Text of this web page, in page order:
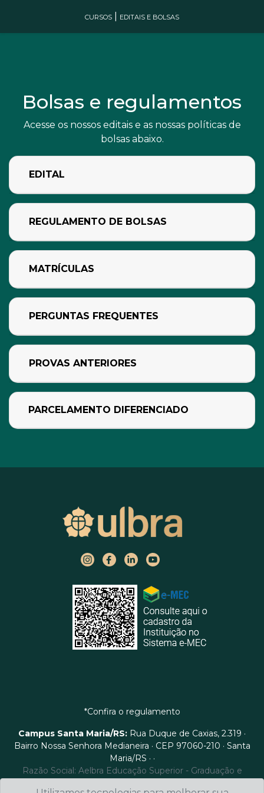
CURSOS EDITAIS E BOLSAS
Bolsas e regulamentos
Acesse os nossos editais e as nossas políticas de
bolsas abaixo.
EDITAL
REGULAMENTO DE BOLSAS
MATRÍCULAS
PERGUNTAS FREQUENTES
PROVAS ANTERIORES
PARCELAMENTO DIFERENCIADO
*Confira o regulamento
Campus Santa Maria/RS: Rua Duque de Caxias, 2.319 ·
Bairro Nossa Senhora Medianeira · CEP 97060-210 · Santa
Maria/RS · ·
Razão Social: Aelbra Educação Superior - Graduação e